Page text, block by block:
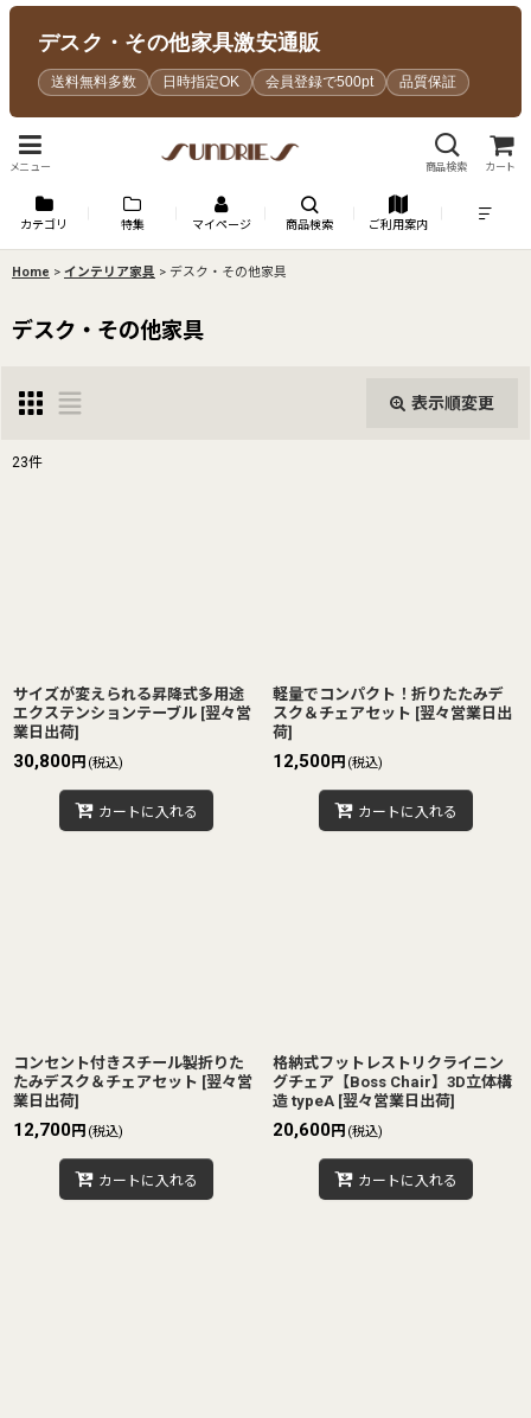
デスク・その他家具激安通販
送料無料多数 日時指定OK 会員登録で500pt 品質保証
メニュー 商品検索 カート
カテゴリ 特集 マイページ 商品検索 ご利用案内
Home > インテリア家具 > デスク・その他家具
デスク・その他家具
表示順変更
23件
サイズが変えられる昇降式多用途
エクステンションテーブル [翌々営
業日出荷]
30,800円 (税込)
カートに入れる
軽量でコンパクト！折りたたみデ
スク＆チェアセット [翌々営業日出
荷]
12,500円 (税込)
カートに入れる
コンセント付きスチール製折りた
たみデスク＆チェアセット [翌々営
業日出荷]
12,700円 (税込)
カートに入れる
格納式フットレストリクライニン
グチェア【Boss Chair】3D立体構
造 typeA [翌々営業日出荷]
20,600円 (税込)
カートに入れる